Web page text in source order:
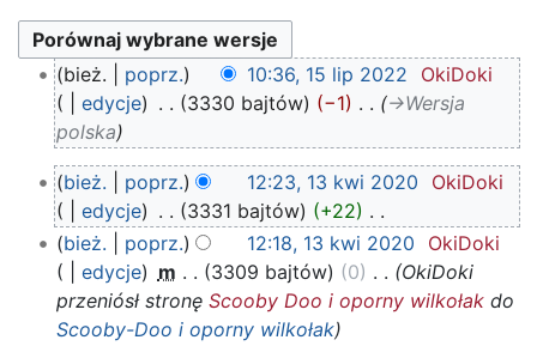
15
2022
bież. poprz. 10:36, 15 lip 2022
OkiDoki
edycje
3330 bajtów −1
→‎Wersja
polska
13
kwi
2020
bież. poprz. 12:23, 13 kwi 2020
OkiDoki
edycje
3331 bajtów +22
N
i
e
p
bież. poprz. 12:18, 13 kwi 2020
OkiDoki
edycje
m 3309 bajtów 0
OkiDoki
przeniósł stronę Scooby Doo i oporny wilkołakdo
Scooby-Doo i oporny wilkołak